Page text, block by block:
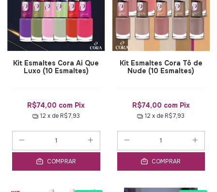
Kit Esmaltes Cora Ai Que
Luxo (10 Esmaltes)
R$74,00 com Pix
12 x de R$7,93
COMPRAR
Kit Esmaltes Cora Tô de
Nude (10 Esmaltes)
R$74,00 com Pix
12 x de R$7,93
COMPRAR